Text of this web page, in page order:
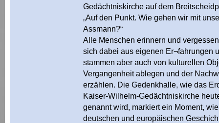
Gedächtniskirche auf dem
„Auf den Punkt. Wie gehen wir mit
Assmann?“
Alle Menschen erinnern und
sich dabei aus eigenen Er¬fahrungen
stammen aber auch von kulturellen
Vergangenheit ablegen und der
erzählen. Die Gedenkhalle, wie das
Kaiser-Wilhelm-Gedächtniskirche
genannt wird, markiert ein Moment,
deutschen und europäischen